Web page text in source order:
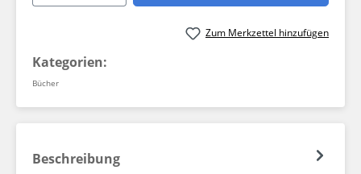
Zum Merkzettel hinzufügen
Kategorien:
Bücher
Beschreibung